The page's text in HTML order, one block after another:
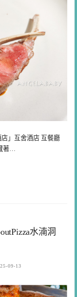
」互舍酒店 互餐廳
著…
水湳洞
09-13